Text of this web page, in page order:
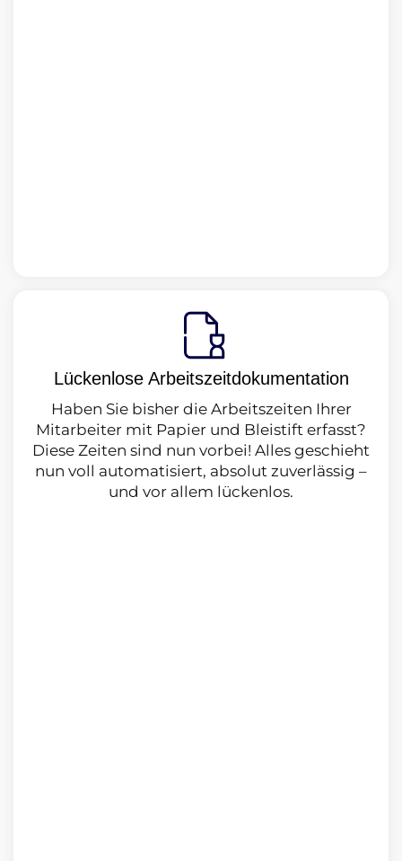
Lückenlose Arbeitszeitdokumentation
Haben Sie bisher die Arbeitszeiten Ihrer
Mitarbeiter mit Papier und Bleistift er­fasst?
Diese Zeiten sind nun vorbei! Alles geschieht
nun voll automatisiert, ab­solut zuverlässig –
und vor allem lückenlos.